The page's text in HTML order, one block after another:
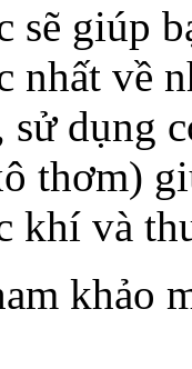
giúp
nhất về
dụng
thơm)
khí và
khảo